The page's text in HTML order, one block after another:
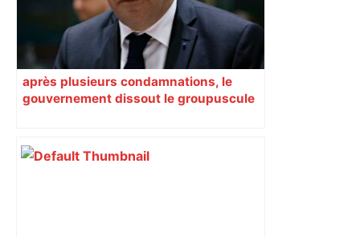
après plusieurs condamnations, le
gouvernement dissout le groupuscule